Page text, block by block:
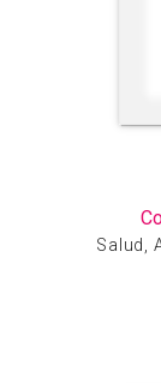
Salud,